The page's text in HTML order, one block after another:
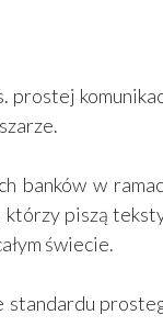
w
piszą
świecie.